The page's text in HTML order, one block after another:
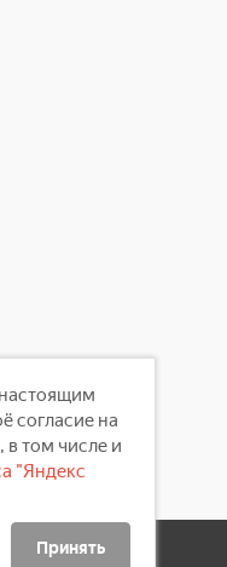
Магазин
согласие на
том числе и
"Яндекс
Принять